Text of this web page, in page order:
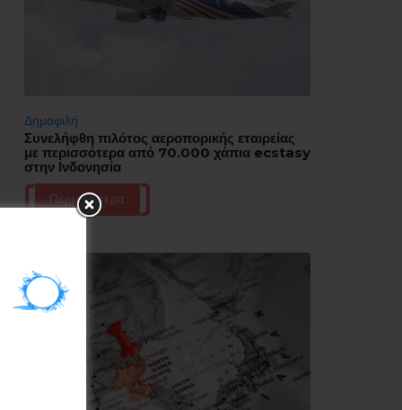
Δημοφιλή
Συνελήφθη πιλότος αεροπορικής εταιρείας
με περισσότερα από 70.000 χάπια ecstasy
στην Ινδονησία
Περισσότερα